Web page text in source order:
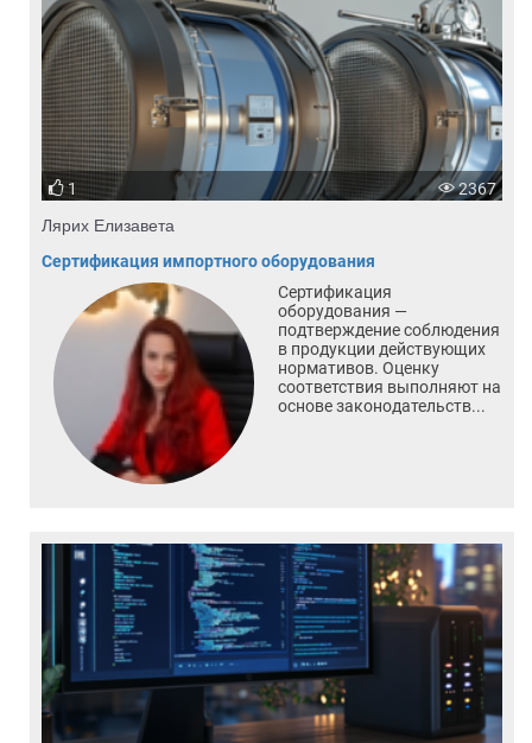
1 2367
Лярих Елизавета
Сертификация импортного оборудования
Сертификация
оборудования —
подтверждение соблюдения
в продукции действующих
нормативов. Оценку
соответствия выполняют на
основе законодательств...